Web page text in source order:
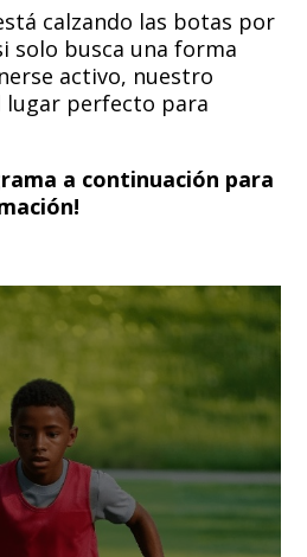
calzando las botas por
solo busca una forma
activo, nuestro
lugar perfecto para
a continuación para